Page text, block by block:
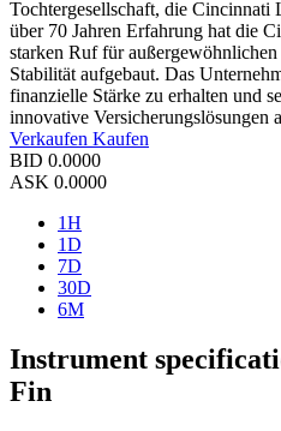
Tochtergesellschaft, die
über 70 Jahren Erfahrung hat die
starken Ruf für
Stabilität aufgebaut. Das
finanzielle Stärke zu erhalten und
innovative Versicherungslösungen
Verkaufen Kaufen
BID 0.0000
ASK 0.0000
1H
1D
7D
30D
6M
Instrument
Fin